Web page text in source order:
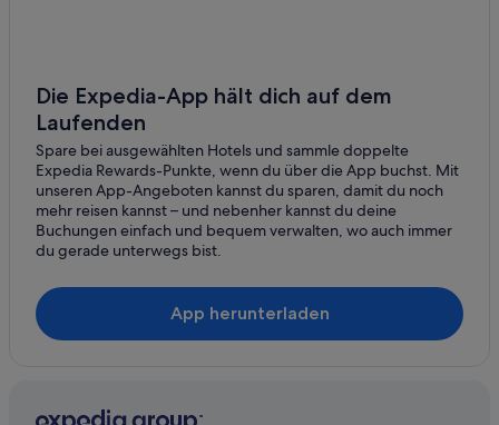
Die Expedia-App hält dich auf dem
Laufenden
Spare bei ausgewählten Hotels und sammle doppelte
Expedia Rewards-Punkte, wenn du über die App buchst. Mit
unseren App-Angeboten kannst du sparen, damit du noch
mehr reisen kannst – und nebenher kannst du deine
Buchungen einfach und bequem verwalten, wo auch immer
du gerade unterwegs bist.
App herunterladen